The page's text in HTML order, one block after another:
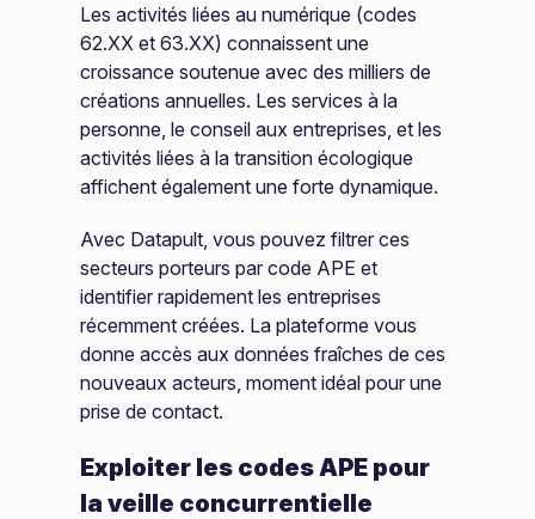
Les activités liées au numérique (codes
62.XX et 63.XX) connaissent une
croissance soutenue avec des milliers de
créations annuelles. Les services à la
personne, le conseil aux entreprises, et les
activités liées à la transition écologique
affichent également une forte dynamique.
Avec Datapult, vous pouvez filtrer ces
secteurs porteurs par code APE et
identifier rapidement les entreprises
récemment créées. La plateforme vous
donne accès aux données fraîches de ces
nouveaux acteurs, moment idéal pour une
prise de contact.
Exploiter les codes APE pour
la veille concurrentielle